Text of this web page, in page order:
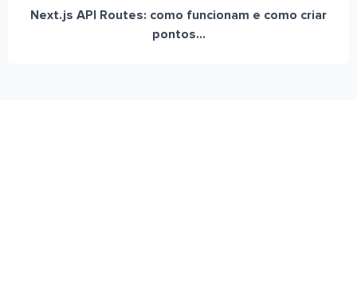
Next.js API Routes: como funcionam e como criar
pontos...